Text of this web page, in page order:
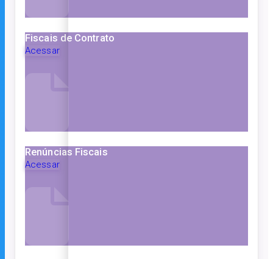
Fiscais de Contrato
Acessar
Renúncias Fiscais
Acessar